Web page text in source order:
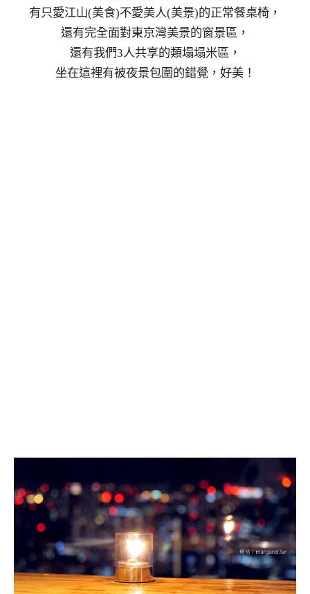
有只愛江山(美食)不愛美人(美景)的正常餐桌椅，
還有完全面對東京灣美景的窗景區，
還有我們3人共享的類塌塌米區，
坐在這裡有被夜景包圍的錯覺，好美！